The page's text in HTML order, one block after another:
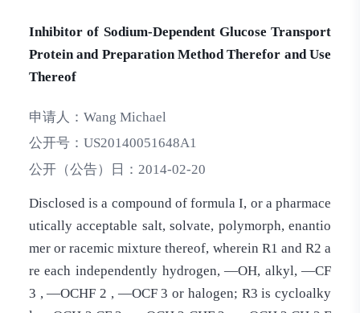
Inhibitor of Sodium-Dependent Glucose Transport
Protein and Preparation Method Therefor and Use
Thereof
申请人： Wang Michael
公开号： US20140051648A1
公开（公告）日： 2014-02-20
Disclosed is a compound of formula I, or a pharmace
utically acceptable salt, solvate, polymorph, enantio
mer or racemic mixture thereof, wherein R1 and R2 a
re each independently hydrogen, —OH, alkyl, —CF
3 , —OCHF 2 , —OCF 3 or halogen; R3 is cycloalky